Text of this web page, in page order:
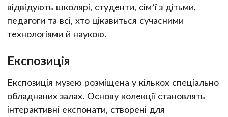
відвідують школярі, студенти, сім’ї з дітьми,
педагоги та всі, хто цікавиться сучасними
технологіями й наукою.
Експозиція
Експозиція музею розміщена у кількох спеціально
обладнаних залах. Основу колекції становлять
інтерактивні експонати, створені для